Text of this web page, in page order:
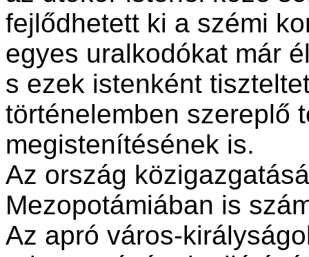
fejlődhetett ki a szémi
egyes uralkodókat már
s ezek istenként
történelemben szereplő
megistenítésének is.
Az ország
Mezopotámiában is
Az apró város-